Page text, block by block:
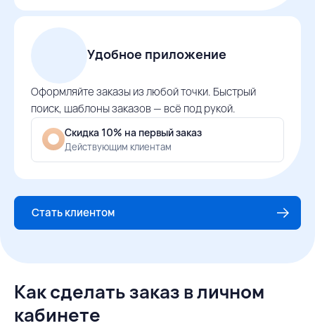
Удобное приложение
Оформляйте заказы из любой точки. Быстрый
поиск, шаблоны заказов — всё под рукой.
Скидка 10% на первый заказ
Действующим клиентам
Стать клиентом
Как сделать заказ в личном
кабинете